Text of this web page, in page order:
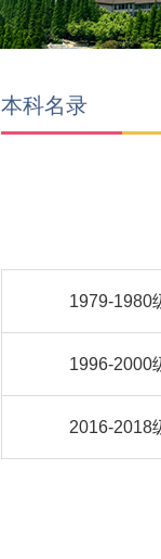
本科名录
1979-1980
1996-2000
2016-2018